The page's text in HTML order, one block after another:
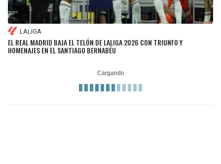
LALIGA
EL REAL MADRID BAJA EL TELÓN DE LALIGA 2026 CON TRIUNFO Y
HOMENAJES EN EL SANTIAGO BERNABÉU